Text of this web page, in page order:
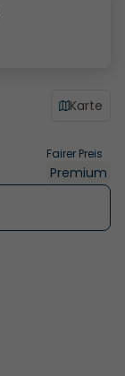
Fairer Preis
Premium
Karte